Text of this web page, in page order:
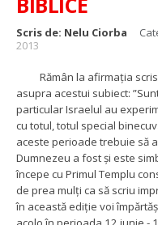
Scris de: Nelu Ciorba
2013
Rămân la afirmația
asupra acestui subiect: ”
particular Israelul au
cu totul, totul special
aceste perioade trebuie să
Dumnezeu a fost și este
începe cu Primul Templu
de prea mulți ca să scriu
în această ediție voi